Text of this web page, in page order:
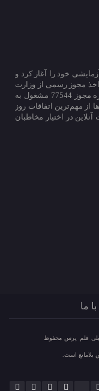
از دی ماه سال 94 فعالیت آزمایشی خود را آغاز کرد و
ماه سال 95 موفق به اخذ مجوز رسمی از وزارت
فرهنگ و ارشاد اسلامی شد. قلم پرس که با شماره مجوز 77544 مشغول به
از مهم‌ترین اتفاقات روز
در اختیار مخاطبان
ما
قلم پرس محفوظ
بلامانع است.